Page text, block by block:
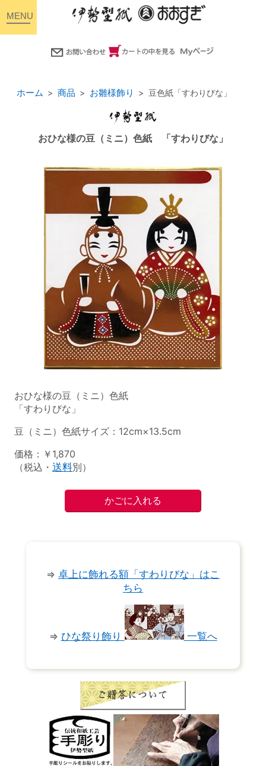
ホーム 商品 お雛様飾り 豆色紙「すわりびな」
おひな様の豆（ミニ）色紙 「すわりびな」
おひな様の豆（ミニ）色紙
「すわりびな」
豆（ミニ）色紙サイズ：12cm×13.5cm
価格：￥1,870
（税込・ 送料別）
⇒ 卓上に飾れる額「すわりびな」はこ
ちら
⇒ ひな祭り飾り 一覧へ
toggle
navigation